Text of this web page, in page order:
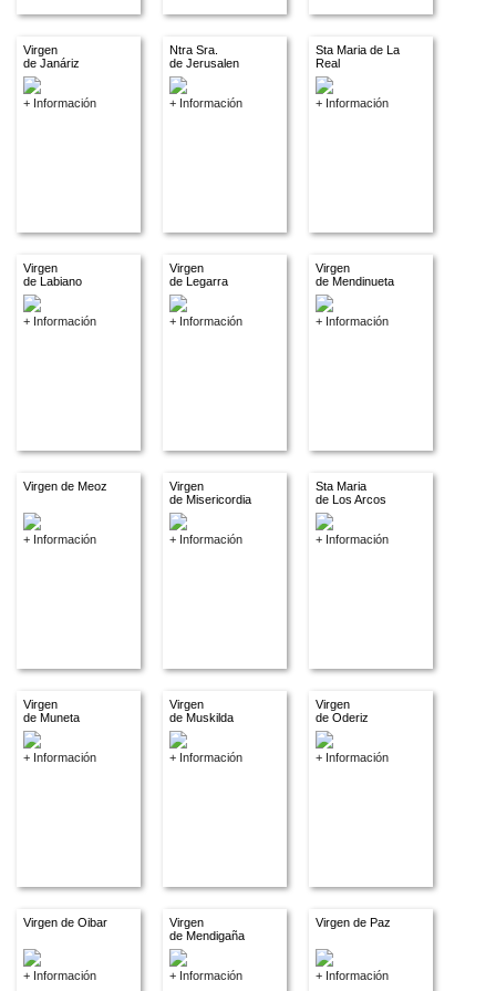
Virgen
de Janáriz
+ Información
Ntra Sra.
de Jerusalen
+ Información
Sta Maria de La
Real
+ Información
Virgen
de Labiano
+ Información
Virgen
de Legarra
+ Información
Virgen
de Mendinueta
+ Información
Virgen de Meoz
+ Información
Virgen
de Misericordia
+ Información
Sta Maria
de Los Arcos
+ Información
Virgen
de Muneta
+ Información
Virgen
de Muskilda
+ Información
Virgen
de Oderiz
+ Información
Virgen de Oibar
+ Información
Virgen
de Mendigaña
+ Información
Virgen de Paz
+ Información